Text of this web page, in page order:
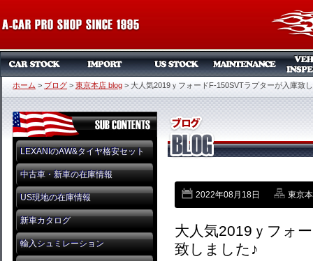
ホーム > ブログ > 東京本店 blog > 大人気2019ｙフォードF-150SVTラプターが入庫致
LEXANIのAW&タイヤ格安セット
中古車・新車の在庫情報
US現地の在庫情報
新車カタログ
輸入シュミレーション
2022年08月18日 東京
大人気2019ｙフォ
致しました♪